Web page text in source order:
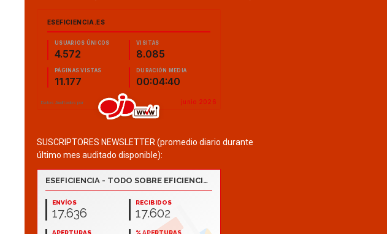
SUSCRIPTORES NEWSLETTER (promedio diario durante
último mes auditado disponible):